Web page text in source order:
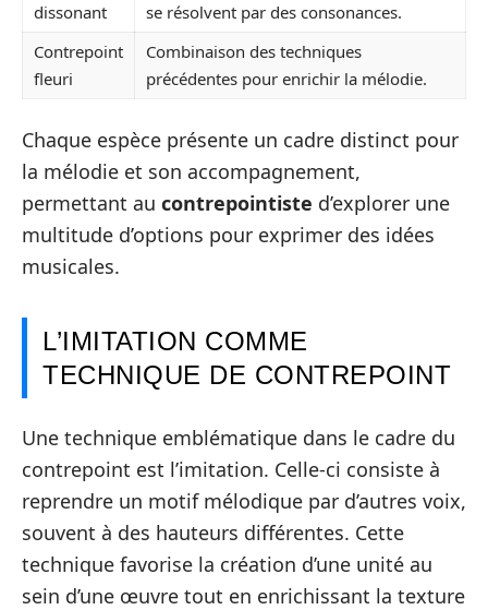
dissonant
se résolvent par des consonances.
Contrepoint
fleuri
Combinaison des techniques
précédentes pour enrichir la mélodie.
Chaque espèce présente un cadre distinct pour
la mélodie et son accompagnement,
permettant au contrepointiste d’explorer une
multitude d’options pour exprimer des idées
musicales.
L’IMITATION COMME
TECHNIQUE DE CONTREPOINT
Une technique emblématique dans le cadre du
contrepoint est l’imitation. Celle-ci consiste à
reprendre un motif mélodique par d’autres voix,
souvent à des hauteurs différentes. Cette
technique favorise la création d’une unité au
sein d’une œuvre tout en enrichissant la texture